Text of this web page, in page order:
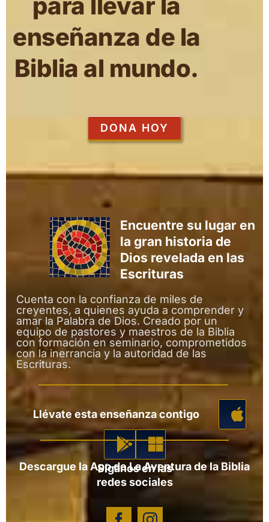
enseñanza de la
Biblia al mundo.
DONA HOY
Encuentre su lugar en
la gran historia de
Dios revelada en las
Escrituras
Cuenta con la confianza de miles de
creyentes, a quienes ayuda a comprender y
amar la Palabra de Dios. Creado por un
equipo de pastores y maestros de la Biblia
con formación en seminario, comprometidos
con la inerrancia y la autoridad de las
Escrituras.
Llévate esta enseñanza contigo
Descargue la App de La Aventura de la Biblia
Síganos en las
redes sociales